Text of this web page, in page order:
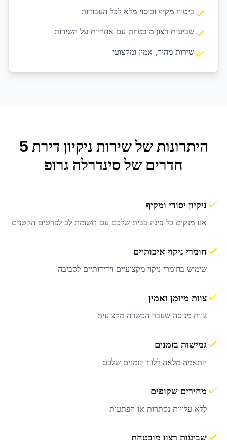
ביטוח מקיף וכיסוי מלא לכל העבודות
שביעות רצון מובטחת עם אחריות על השירות
שירות מהיר, אמין ומקצועי
היתרונות של שירות
ניקיון דירת 5
חדרים של סינדרלה גרופ
ניקיון יסודי ומקיף
אנו מנקים כל פינה בבית שלכם עם תשומת לב לפרטים הקטנים
חומרי ניקוי איכותיים
שימוש בחומרי ניקוי מקצועיים וידידותיים לסביבה
צוות מיומן ואמין
צוות מנוסה שעבר הכשרה מקצועית
גמישות בזמנים
התאמה מלאה ללוח הזמנים שלכם
מחירים שקופים
ללא עלויות נסתרות או הפתעות
שביעות רצון מובטחת